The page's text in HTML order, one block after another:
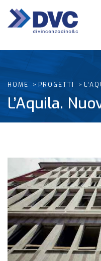
HOME PROGETTI
L’Aquila.